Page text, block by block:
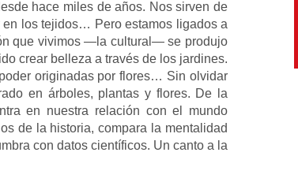
hace miles de años. Nos sirven de
los tejidos… Pero estamos ligados a
que vivimos —la cultural— se produjo
crear belleza a través de los jardines.
originadas por flores… Sin olvidar
en árboles, plantas y flores. De la
en nuestra relación con el mundo
de la historia, compara la mentalidad
con datos científicos. Un canto a la